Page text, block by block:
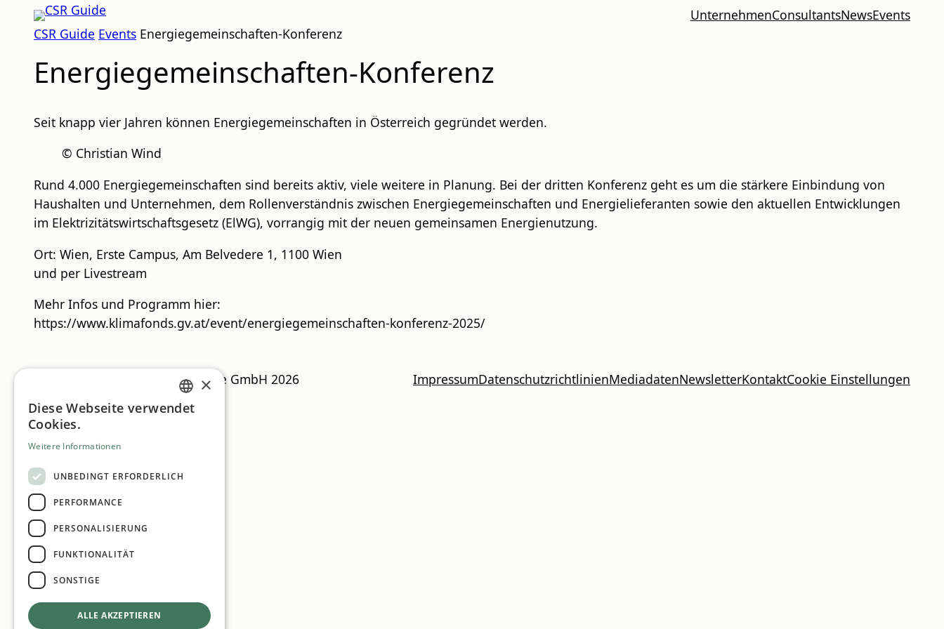
InhaltCSR
GUIDE
UnternehmenConsultantsNewsEvents
CSR Guide Events Energiegemeinschaften-Konferenz
Energiegemeinschaften-Konferenz
Seit knapp vier Jahren können Energiegemeinschaften in Österreich gegründet werden.
© Christian Wind
Rund 4.000 Energiegemeinschaften sind bereits aktiv, viele weitere in Planung. Bei der dritten Konferenz geht es um die stärkere Einbindung von
Haushalten und Unternehmen, dem Rollenverständnis zwischen Energiegemeinschaften und Energielieferanten sowie den aktuellen Entwicklungen
im Elektrizitätswirtschaftsgesetz (ElWG), vorrangig mit der neuen gemeinsamen Energienutzung.
Ort: Wien, Erste Campus, Am Belvedere 1, 1100 Wien
und per Livestream
Mehr Infos und Programm hier:
https://www.klimafonds.gv.at/event/energiegemeinschaften-konferenz-2025/
© MN Anzeigenservice GmbH 2026 ImpressumDatenschutzrichtlinienMediadatenNewsletterKontaktCookie Einstellungen
GERMAN
×
Diese Webseite verwendet
Cookies.
Weitere Informationen
UNBEDINGT ERFORDERLICH
PERFORMANCE
PERSONALISIERUNG
FUNKTIONALITÄT
SONSTIGE
ALLE AKZEPTIEREN